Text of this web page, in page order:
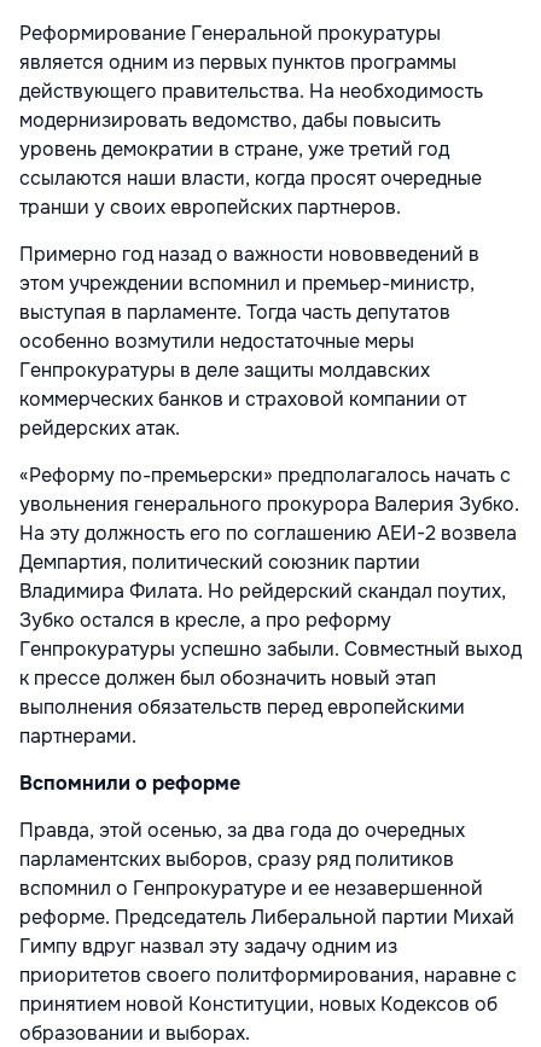
Реформирование Генеральной прокуратуры
является одним из первых пунктов программы
действующего правительства. На необходимость
модернизировать ведомство, дабы повысить
уровень демократии в стране, уже третий год
ссылаются наши власти, когда просят очередные
транши у своих европейских партнеров.
Примерно год назад о важности нововведений в
этом учреждении вспомнил и премьер-министр,
выступая в парламенте. Тогда часть депутатов
особенно возмутили недостаточные меры
Генпрокуратуры в деле защиты молдавских
коммерческих банков и страховой компании от
рейдерских атак.
«Реформу по-премьерски» предполагалось начать с
увольнения генерального прокурора Валерия Зубко.
На эту должность его по соглашению АЕИ-2 возвела
Демпартия, политический союзник партии
Владимира Филата. Но рейдерский скандал поутих,
Зубко остался в кресле, а про реформу
Генпрокуратуры успешно забыли. Совместный выход
к прессе должен был обозначить новый этап
выполнения обязательств перед европейскими
партнерами.
Вспомнили о реформе
Правда, этой осенью, за два года до очередных
парламентских выборов, сразу ряд политиков
вспомнил о Генпрокуратуре и ее незавершенной
реформе. Председатель Либеральной партии Михай
Гимпу вдруг назвал эту задачу одним из
приоритетов своего политформирования, наравне с
принятием новой Конституции, новых Кодексов об
образовании и выборах.